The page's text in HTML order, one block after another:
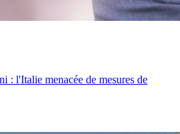
: l'Italie menacée de mesures de